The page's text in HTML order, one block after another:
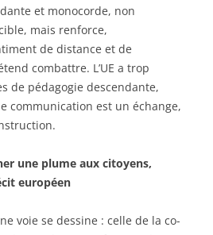
et monocorde, non
mais renforce,
de distance et de
combattre. L’UE a trop
de pédagogie descendante,
communication est un échange,
une plume aux citoyens,
européen
voie se dessine : celle de la co-